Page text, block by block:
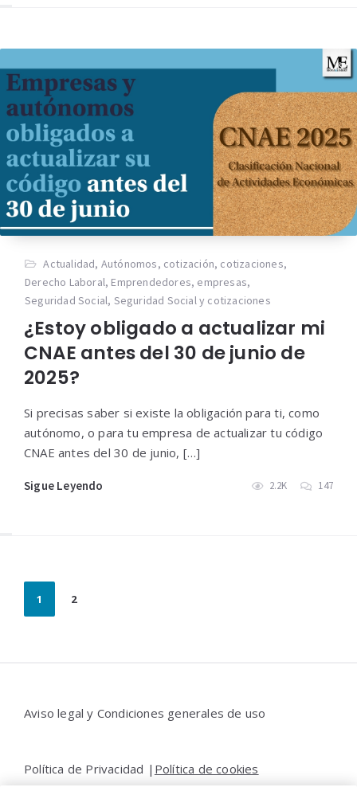
Actualidad, Autónomos, cotización, cotizaciones,
Derecho Laboral, Emprendedores, empresas,
Seguridad Social, Seguridad Social y cotizaciones
¿Estoy obligado a actualizar mi
CNAE antes del 30 de junio de
2025?
Si precisas saber si existe la obligación para ti, como
autónomo, o para tu empresa de actualizar tu código
CNAE antes del 30 de junio, […]
Sigue Leyendo 2.2K 147
Paginación
de
1 2
Aviso legal y Condiciones generales de uso
Política de Privacidad | Política de cookies